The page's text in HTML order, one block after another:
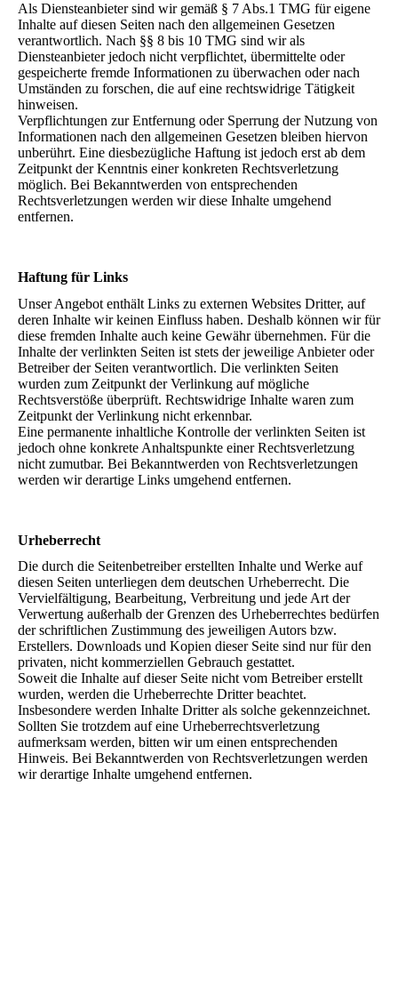
Als Diensteanbieter sind wir gemäß § 7 Abs.1 TMG für eigene
Inhalte auf diesen Seiten nach den allgemeinen Gesetzen
verantwortlich. Nach §§ 8 bis 10 TMG sind wir als
Diensteanbieter jedoch nicht verpflichtet, übermittelte oder
gespeicherte fremde Informationen zu überwachen oder nach
Umständen zu forschen, die auf eine rechtswidrige Tätigkeit
hinweisen.
Verpflichtungen zur Entfernung oder Sperrung der Nutzung von
Informationen nach den allgemeinen Gesetzen bleiben hiervon
unberührt. Eine diesbezügliche Haftung ist jedoch erst ab dem
Zeitpunkt der Kenntnis einer konkreten Rechtsverletzung
möglich. Bei Bekanntwerden von entsprechenden
Rechtsverletzungen werden wir diese Inhalte umgehend
entfernen.
Haftung für Links
Unser Angebot enthält Links zu externen Websites Dritter, auf
deren Inhalte wir keinen Einfluss haben. Deshalb können wir für
diese fremden Inhalte auch keine Gewähr übernehmen. Für die
Inhalte der verlinkten Seiten ist stets der jeweilige Anbieter oder
Betreiber der Seiten verantwortlich. Die verlinkten Seiten
wurden zum Zeitpunkt der Verlinkung auf mögliche
Rechtsverstöße überprüft. Rechtswidrige Inhalte waren zum
Zeitpunkt der Verlinkung nicht erkennbar.
Eine permanente inhaltliche Kontrolle der verlinkten Seiten ist
jedoch ohne konkrete Anhaltspunkte einer Rechtsverletzung
nicht zumutbar. Bei Bekanntwerden von Rechtsverletzungen
werden wir derartige Links umgehend entfernen.
Urheberrecht
Die durch die Seitenbetreiber erstellten Inhalte und Werke auf
diesen Seiten unterliegen dem deutschen Urheberrecht. Die
Vervielfältigung, Bearbeitung, Verbreitung und jede Art der
Verwertung außerhalb der Grenzen des Urheberrechtes bedürfen
der schriftlichen Zustimmung des jeweiligen Autors bzw.
Erstellers. Downloads und Kopien dieser Seite sind nur für den
privaten, nicht kommerziellen Gebrauch gestattet.
Soweit die Inhalte auf dieser Seite nicht vom Betreiber erstellt
wurden, werden die Urheberrechte Dritter beachtet.
Insbesondere werden Inhalte Dritter als solche gekennzeichnet.
Sollten Sie trotzdem auf eine Urheberrechtsverletzung
aufmerksam werden, bitten wir um einen entsprechenden
Hinweis. Bei Bekanntwerden von Rechtsverletzungen werden
wir derartige Inhalte umgehend entfernen.